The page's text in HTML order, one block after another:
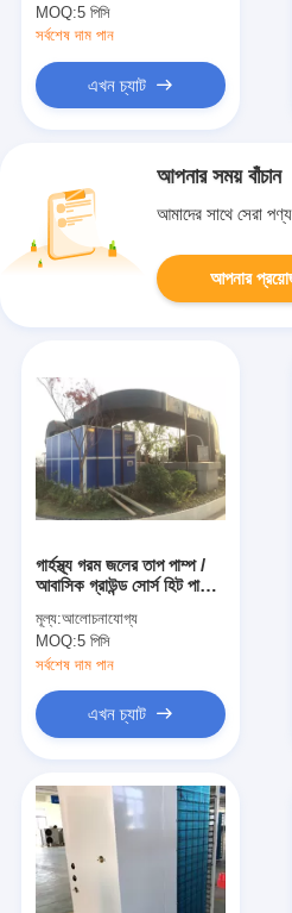
MOQ:5 পিসি
সর্বশেষ দাম পান
এখন চ্যাট
আপনার সময় বাঁচান
আমাদের সাথে সেরা
আপনার
গার্হস্থ্য গরম জলের তাপ পাম্প /
আবাসিক গ্রাউন্ড সোর্স হিট পাম্প
মূল্য:আলোচনাযোগ্য
MOQ:5 পিসি
সর্বশেষ দাম পান
এখন চ্যাট